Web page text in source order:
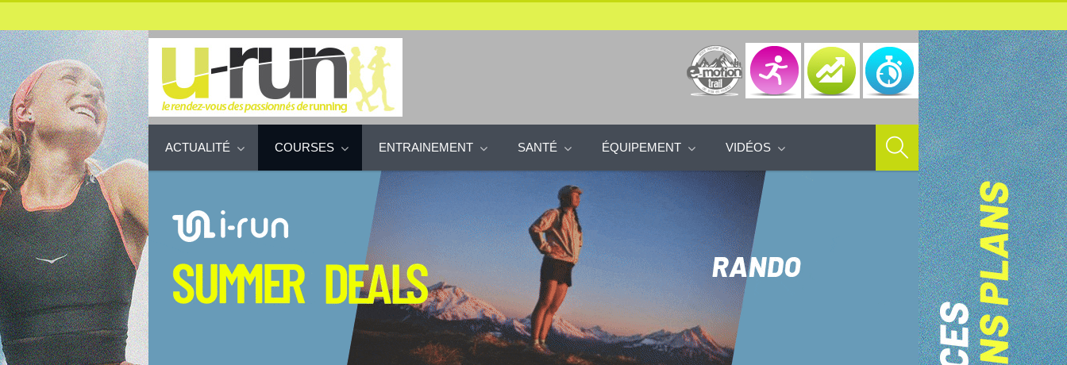
ACTUALITÉ COURSES ENTRAINEMENT SANTÉ ÉQUIPEMENT VIDÉOS